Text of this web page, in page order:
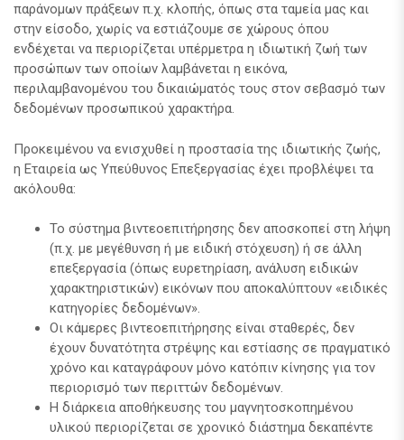
παράνομων πράξεων π.χ. κλοπής, όπως στα ταμεία μας και
στην είσοδο, χωρίς να εστιάζουμε σε χώρους όπου
ενδέχεται να περιορίζεται υπέρμετρα η ιδιωτική ζωή των
προσώπων των οποίων λαμβάνεται η εικόνα,
περιλαμβανομένου του δικαιώματός τους στον σεβασμό των
δεδομένων προσωπικού χαρακτήρα.
Προκειμένου να ενισχυθεί η προστασία της ιδιωτικής ζωής,
η Εταιρεία ως Υπεύθυνος Επεξεργασίας έχει προβλέψει τα
ακόλουθα:
Το σύστημα βιντεοεπιτήρησης δεν αποσκοπεί στη λήψη
(π.χ. με μεγέθυνση ή με ειδική στόχευση) ή σε άλλη
επεξεργασία (όπως ευρετηρίαση, ανάλυση ειδικών
χαρακτηριστικών) εικόνων που αποκαλύπτουν «ειδικές
κατηγορίες δεδομένων».
Οι κάμερες βιντεοεπιτήρησης είναι σταθερές, δεν
έχουν δυνατότητα στρέψης και εστίασης σε πραγματικό
χρόνο και καταγράφουν μόνο κατόπιν κίνησης για τον
περιορισμό των περιττών δεδομένων.
Η διάρκεια αποθήκευσης του μαγνητοσκοπημένου
υλικού περιορίζεται σε χρονικό διάστημα δεκαπέντε